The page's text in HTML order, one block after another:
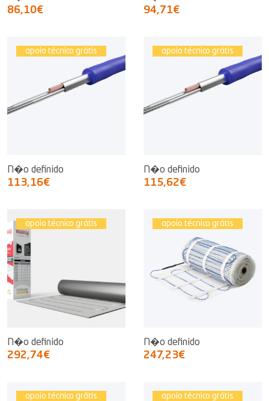
86,10€ 94,71€
apoio técnico grátis
N�o definido
113,16€
apoio técnico grátis
N�o definido
115,62€
apoio técnico grátis
N�o definido
292,74€
apoio técnico grátis
N�o definido
247,23€
apoio técnico grátis apoio técnico grátis